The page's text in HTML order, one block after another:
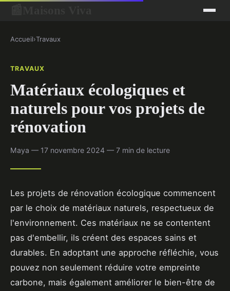
Accueil›Travaux
TRAVAUX
Matériaux écologiques et
naturels pour vos projets de
rénovation
Maya — 17 novembre 2024 — 7 min de lecture
Les projets de rénovation écologique commencent
par le choix de matériaux naturels, respectueux de
l'environnement. Ces matériaux ne se contentent
pas d'embellir, ils créent des espaces sains et
durables. En adoptant une approche réfléchie, vous
pouvez non seulement réduire votre empreinte
carbone, mais également améliorer le bien-être de